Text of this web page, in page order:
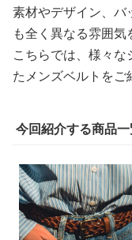
素材やデザイン、バ
も全く異なる雰囲気
こちらでは、様々
たメンズベルトをご
今回紹介する商品